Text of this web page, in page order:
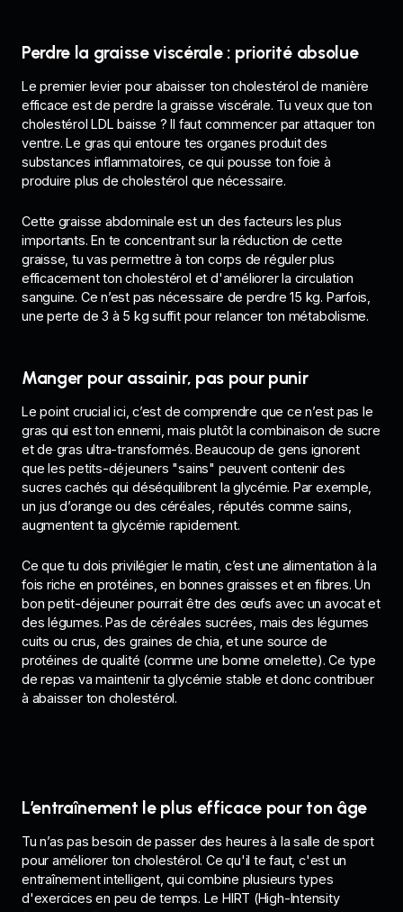
Perdre la graisse viscérale : priorité absolue
Le premier levier pour abaisser ton cholestérol de manière
efficace est de perdre la graisse viscérale. Tu veux que ton
cholestérol LDL baisse ? Il faut commencer par attaquer ton
ventre. Le gras qui entoure tes organes produit des
substances inflammatoires, ce qui pousse ton foie à
produire plus de cholestérol que nécessaire.
Cette graisse abdominale est un des facteurs les plus
importants. En te concentrant sur la réduction de cette
graisse, tu vas permettre à ton corps de réguler plus
efficacement ton cholestérol et d'améliorer la circulation
sanguine. Ce n’est pas nécessaire de perdre 15 kg. Parfois,
une perte de 3 à 5 kg suffit pour relancer ton métabolisme.
Manger pour assainir, pas pour punir
Le point crucial ici, c’est de comprendre que ce n’est pas le
gras qui est ton ennemi, mais plutôt la combinaison de sucre
et de gras ultra-transformés. Beaucoup de gens ignorent
que les petits-déjeuners "sains" peuvent contenir des
sucres cachés qui déséquilibrent la glycémie. Par exemple,
un jus d’orange ou des céréales, réputés comme sains,
augmentent ta glycémie rapidement.
Ce que tu dois privilégier le matin, c’est une alimentation à la
fois riche en protéines, en bonnes graisses et en fibres. Un
bon petit-déjeuner pourrait être des œufs avec un avocat et
des légumes. Pas de céréales sucrées, mais des légumes
cuits ou crus, des graines de chia, et une source de
protéines de qualité (comme une bonne omelette). Ce type
de repas va maintenir ta glycémie stable et donc contribuer
à abaisser ton cholestérol.
L’entraînement le plus efficace pour ton âge
Tu n’as pas besoin de passer des heures à la salle de sport
pour améliorer ton cholestérol. Ce qu'il te faut, c'est un
entraînement intelligent, qui combine plusieurs types
d'exercices en peu de temps. Le HIRT (High-Intensity